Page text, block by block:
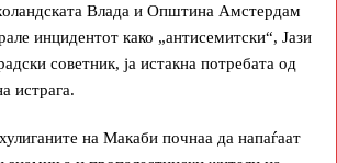
Влада и Општина Амстердам
инцидентот како „антисемитски“, Јази
советник, ја истакна потребата од
истрага.
на Макаби почнаа да напаѓаат